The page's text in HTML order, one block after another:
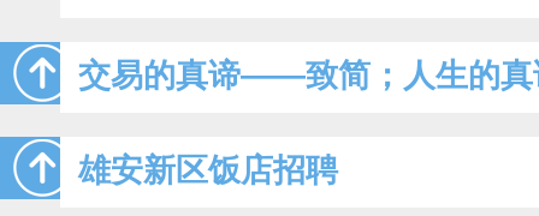
交易的真谛——致简；人生的
雄安新区饭店招聘